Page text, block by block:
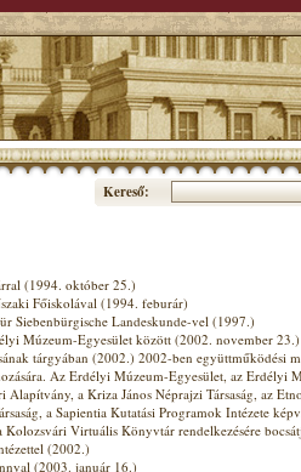
Kereső:
(1994. október 25.)
Főiskolával (1994. feburár)
Landeskunde-vel (1997.)
Múzeum-Egyesület között (2002. november 23.)
tárgyában (2002.) 2002-ben együttműködési
Az Erdélyi Múzeum-Egyesület, az Erdélyi
a Kriza János Néprajzi Társaság, az
a Sapientia Kutatási Programok Intézete
Virtuális Könyvtár rendelkezésére
(2002.)
(2003. január 16.)